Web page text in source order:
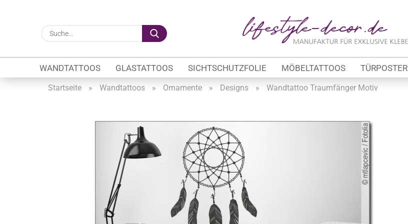
Lieferland
Suche...
WANDTATTOOS GLASTATTOOS SICHTSCHUTZFOLIE MÖBELTATTOOS TÜRPOSTER
Firmenlogo
Fahrzeugwerbung
Schaufensterbeschriftung
Öffnungszeiten
Sichtschutzfolien Gewerbe
Glasbeschriftung
Glasmotive
Durchlaufschutz
Startseite » Wandtattoos » Ornamente » Designs »
Wandtattoo Traumfänger Motiv